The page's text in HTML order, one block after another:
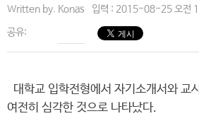
Written by. Konas 입력 : 2015-08-25 오전
공유:
대학교 입학전형에서 자기소개서와 교
여전히 심각한 것으로 나타났다.